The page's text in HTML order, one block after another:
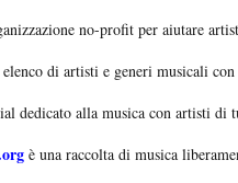
no-profit per aiutare
elenco di artisti e generi musicali
dedicato alla musica con artisti di
è una raccolta di musica